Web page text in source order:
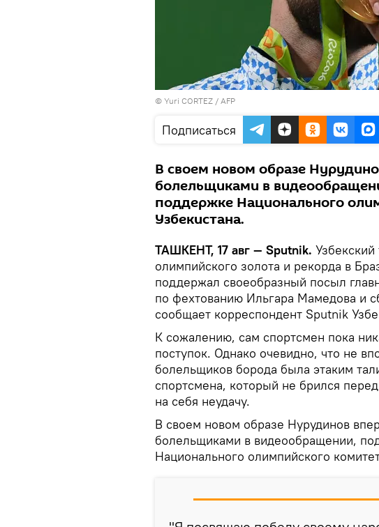
© Yuri CORTEZ / AFP
Подписаться
В своем новом образе
болельщиками в
поддержке Национального
Узбекистана.
ТАШКЕНТ, 17 авг — Sputnik. Узбекский
олимпийского золота и рекорда в
поддержал своеобразный посыл
по фехтованию Ильгара Мамедова и
сообщает корреспондент Sputnik
К сожалению, сам спортсмен пока
поступок. Однако очевидно, что не
болельщиков борода была этаким
спортсмена, который не брился
на себя неудачу.
В своем новом образе Нурудинов
болельщиками в видеообращении,
Национального олимпийского